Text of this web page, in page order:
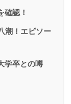
確認！
潮！エピソー
学卒との噂